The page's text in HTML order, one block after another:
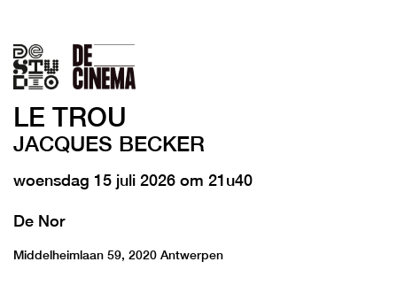
LE TROU
JACQUES BECKER
woensdag 15 juli 2026 om 21u40
De Nor
Middelheimlaan 59, 2020 Antwerpen